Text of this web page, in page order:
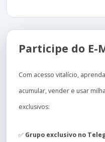
Participe do E-
Com acesso vitalício,
acumular, vender e usar
exclusivos:
✅ Grupo exclusivo no